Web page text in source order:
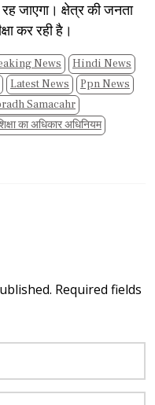
जाएगा। क्षेत्र की जनता
कर रही है।
News
Hindi News
Latest News
Ppn News
Samacahr
का अधिकार अधिनियम
Required fields